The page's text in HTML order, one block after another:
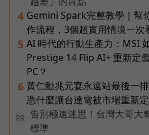
4 Gemini Spark完整教學｜幫
作流程，3個超實用情境一次
5 AI 時代的行動生產力：MSI
Prestige 14 Flip AI+ 重新定
PC？
6 黃仁勳兆元宴永遠站最後一
憑什麼讓台達電被市場重新
PR
告別極速迷思！台灣大哥大
標準